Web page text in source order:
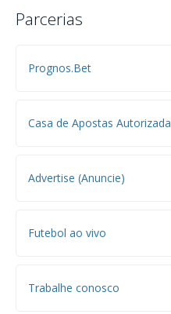
Parcerias
Prognos.Bet
Casa de Apostas Autorizada
Advertise (Anuncie)
Futebol ao vivo
Trabalhe conosco